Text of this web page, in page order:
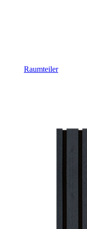
Raumteiler